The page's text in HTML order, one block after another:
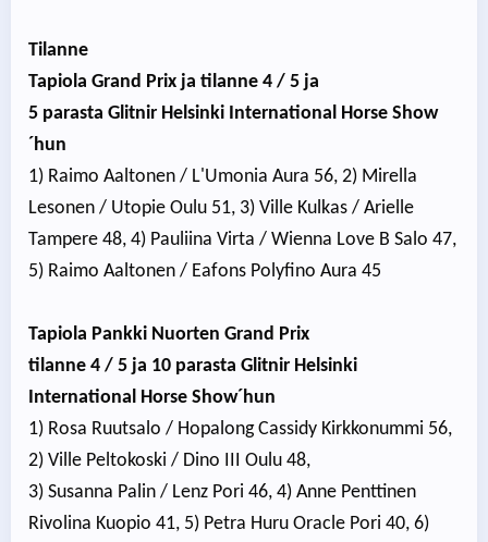
Tilanne
Tapiola Grand Prix ja tilanne 4 / 5 ja
5 parasta Glitnir Helsinki International Horse Show
´hun
1) Raimo Aaltonen / L'Umonia Aura 56, 2) Mirella
Lesonen / Utopie Oulu 51, 3) Ville Kulkas / Arielle
Tampere 48, 4) Pauliina Virta / Wienna Love B Salo 47,
5) Raimo Aaltonen / Eafons Polyfino Aura 45
Tapiola Pankki Nuorten Grand Prix
tilanne 4 / 5 ja 10 parasta Glitnir Helsinki
International Horse Show´hun
1) Rosa Ruutsalo / Hopalong Cassidy Kirkkonummi 56,
2) Ville Peltokoski / Dino III Oulu 48,
3) Susanna Palin / Lenz Pori 46, 4) Anne Penttinen
Rivolina Kuopio 41, 5) Petra Huru Oracle Pori 40, 6)